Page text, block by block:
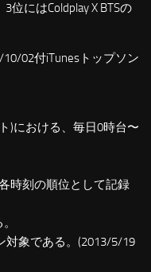
3位にはColdplay X BTSの
02付iTunesトップソン
)における、毎日0時台〜
時刻の順位として記録
対象である。(2013/5/19